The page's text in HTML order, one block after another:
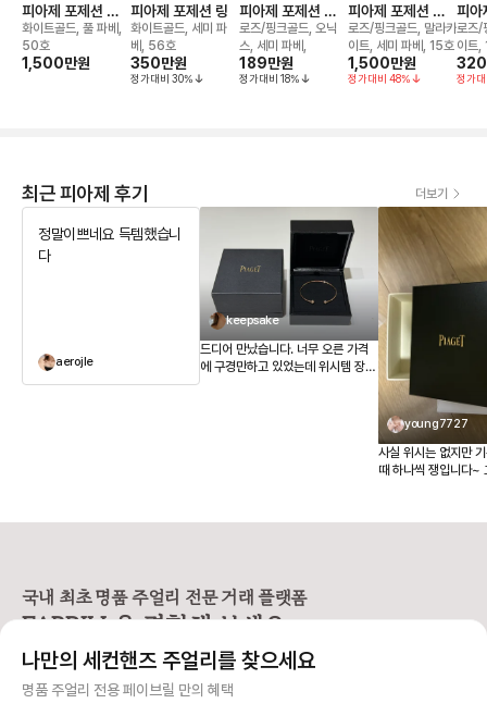
피아제 포제션 웨
딩 밴드 링
화이트골드, 풀 파베,
50호
1,500만원
피아제 포제션 링
화이트골드, 세미 파
베, 56호
350만원
정가대비 30%
피아제 포제션 브
레이슬릿
로즈/핑크골드, 오닉
스, 세미 파베,
189만원
정가대비 18%
피아제 포제션 오
픈 뱅글 브레이슬
릿
로즈/핑크골드, 말라카
이트, 세미 파베, 15호
1,500만원
정가대비 48%
피아
픈
릿
로즈/
이트,
320
정가
최근 피아제 후기 더보기
정말이쁘네요 득템했습니
다
aerojle
keepsake
드디어 만났습니다. 너무 오른 가격
에 구경만하고 있었는데 위시템 장착
young7727
사실 위시는 없지만
때 하나씩 쟁입니다~
은아니고 잘하다가 안
국내 최초 명품 주얼리 전문 거래 플랫폼
FABRILL을 경험해 보세요.
사기 걱정 없는 안전 결제
나만의 세컨핸즈 주얼리를 찾으세요
명품 주얼리 전용 페이브릴 만의 혜택